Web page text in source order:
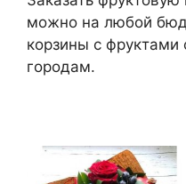
можно на любой
корзины с фруктами
городам.